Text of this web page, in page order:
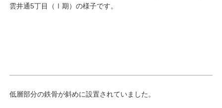
雲井通5丁目（Ⅰ期）の様子です。
低層部分の鉄骨が斜めに設置されていました。